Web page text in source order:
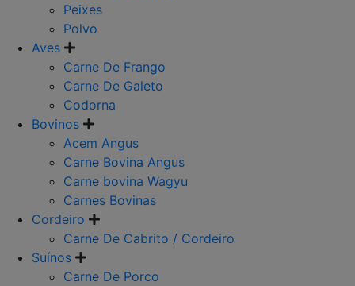
Peixes
Polvo
Aves
Carne De Frango
Carne De Galeto
Codorna
Bovinos
Acem Angus
Carne Bovina Angus
Carne bovina Wagyu
Carnes Bovinas
Cordeiro
Carne De Cabrito / Cordeiro
Suínos
Carne De Porco